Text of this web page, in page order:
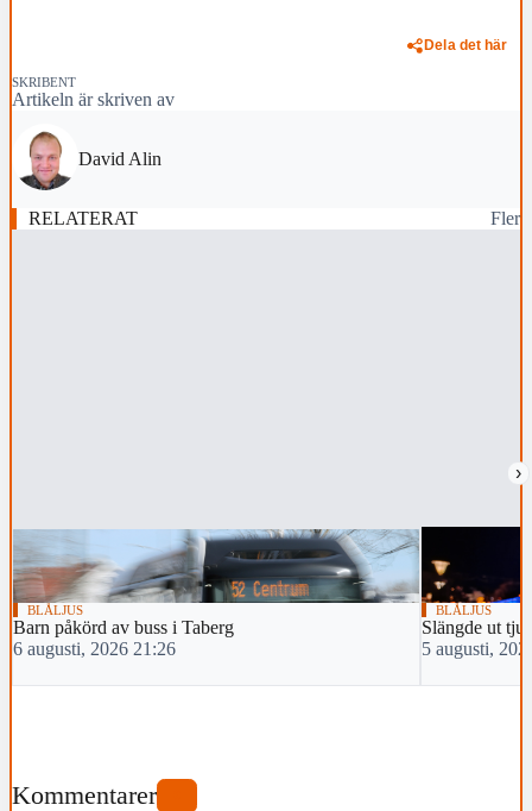
Dela det här
SKRIBENT
Artikeln är skriven av
David Alin
RELATERAT Fler
›
BLÅLJUS
Barn påkörd av buss i Taberg
6 augusti, 2026 21:26
BLÅLJUS
Slängde ut
5 augusti,
Kommentarer